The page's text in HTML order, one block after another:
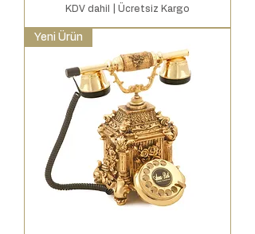
KDV dahil Ücretsiz Kargo
Yeni Ürün